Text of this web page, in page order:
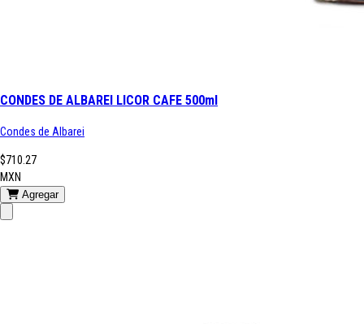
CONDES DE ALBAREI LICOR CAFE 500ml
Condes de Albarei
$710.27
MXN
Agregar